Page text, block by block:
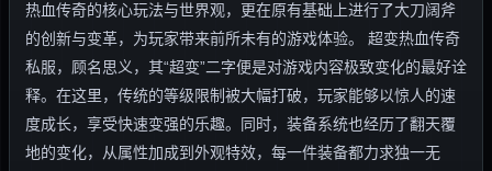
热血传奇的核心玩法与世界观，更在原有基础上进行了大刀阔斧
的创新与变革，为玩家带来前所未有的游戏体验。 超变热血传奇
私服，顾名思义，其“超变”二字便是对游戏内容极致变化的最好诠
释。在这里，传统的等级限制被大幅打破，玩家能够以惊人的速
度成长，享受快速变强的乐趣。同时，装备系统也经历了翻天覆
地的变化，从属性加成到外观特效，每一件装备都力求独一无